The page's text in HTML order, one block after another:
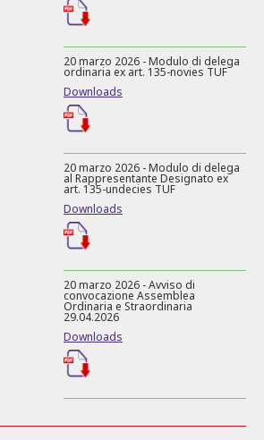
20 marzo 2026 - Modulo di delega
ordinaria ex art. 135-novies TUF
Downloads
20 marzo 2026 - Modulo di delega
al Rappresentante Designato ex
art. 135-undecies TUF
Downloads
20 marzo 2026 - Avviso di
convocazione Assemblea
Ordinaria e Straordinaria
29.04.2026
Downloads